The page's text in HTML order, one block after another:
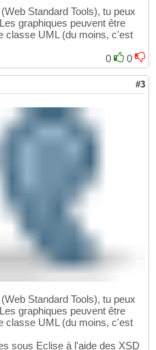
Standard Tools), tu peux
graphiques peuvent être
classe UML (du moins, c'est
0
0
#3
Standard Tools), tu peux
graphiques peuvent être
classe UML (du moins, c'est
sous Eclise à l'aide des XSD